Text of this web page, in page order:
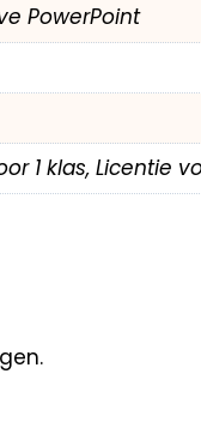
PowerPoint
1 klas, Licentie